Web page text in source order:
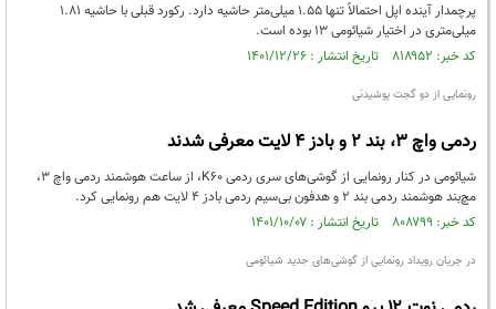
پرچمدار آینده اپل احتمالاً تنها 1.55 میلی‌متر حاشیه دارد. رکورد قبلی با حاشیه 1.81
میلی‌متری در اختیار شیائومی 13 بوده است.
کد خبر: ۸۱۸۹۵۲ تاریخ انتشار : ۱۴۰۱/۱۲/۲۶
رونمایی از دو گجت پوشیدنی
ردمی واچ 3، بند 2 و بادز 4 لایت معرفی شدند
شیائومی در کنار رونمایی از گوشی‌های سری ردمی K60، از ساعت هوشمند ردمی واچ ۳،
مچ‌بند هوشمند ردمی بند ۲ و هدفون بی‌سیم ردمی بادز ۴ لایت هم رونمایی کرد.
کد خبر: ۸۰۸۷۹۹ تاریخ انتشار : ۱۴۰۱/۱۰/۰۷
در جریان رویداد رونمایی از گوشی‌های جدید شیائومی